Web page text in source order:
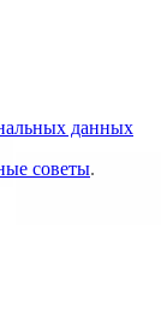
данных
советы.